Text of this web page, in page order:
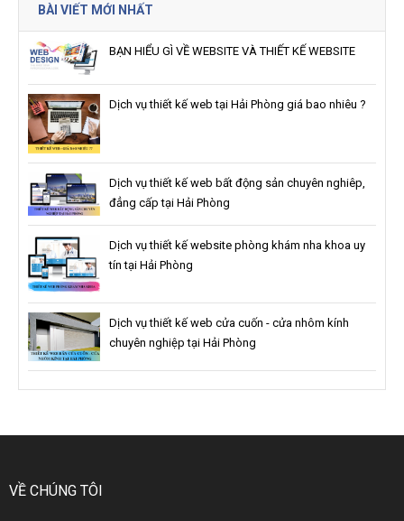
BÀI VIẾT MỚI NHẤT
BẠN HIỂU GÌ VỀ WEBSITE VÀ THIẾT KẾ WEBSITE
Dịch vụ thiết kế web tại Hải Phòng giá bao nhiêu ?
Dịch vụ thiết kế web bất động sản chuyên nghiêp,
đẳng cấp tại Hải Phòng
Dịch vụ thiết kế website phòng khám nha khoa uy
tín tại Hải Phòng
Dịch vụ thiết kế web cửa cuốn - cửa nhôm kính
chuyên nghiệp tại Hải Phòng
VỀ CHÚNG TÔI